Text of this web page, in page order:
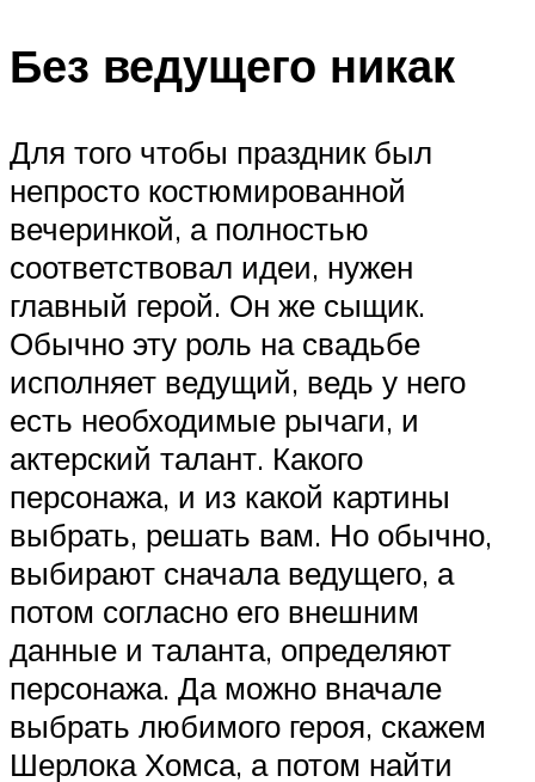
Без ведущего никак
Для того чтобы праздник был
непросто костюмированной
вечеринкой, а полностью
соответствовал идеи, нужен
главный герой. Он же сыщик.
Обычно эту роль на свадьбе
исполняет ведущий, ведь у него
есть необходимые рычаги, и
актерский талант. Какого
персонажа, и из какой картины
выбрать, решать вам. Но обычно,
выбирают сначала ведущего, а
потом согласно его внешним
данные и таланта, определяют
персонажа. Да можно вначале
выбрать любимого героя, скажем
Шерлока Хомса, а потом найти